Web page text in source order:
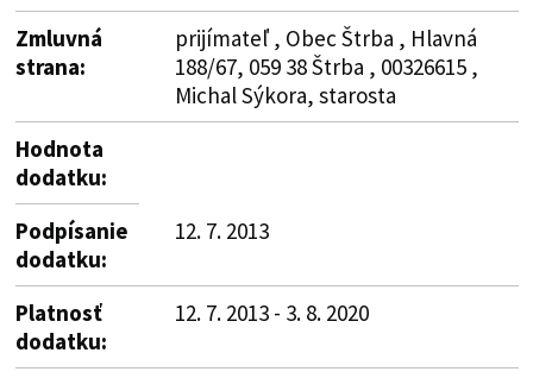
Zmluvná
strana:
prijímateľ , Obec Štrba , Hlavná
188/67, 059 38 Štrba , 00326615 ,
Michal Sýkora, starosta
Hodnota
dodatku:
Podpísanie
dodatku:
12. 7. 2013
Platnosť
dodatku:
12. 7. 2013 - 3. 8. 2020